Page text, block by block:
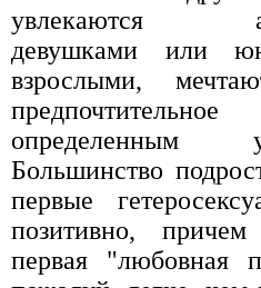
увлекаются
девушками или
взрослыми,
определенным
Большинство
первые
позитивно,
первая "любовная